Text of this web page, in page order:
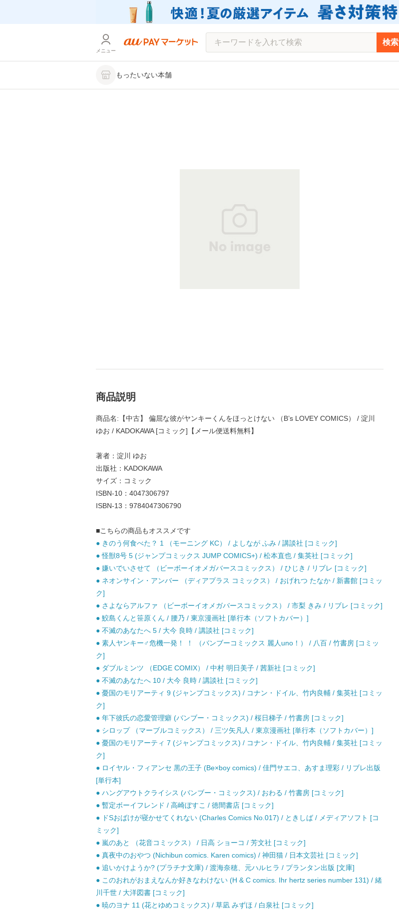
メニュー
検索
もったいない本舗
商品説明
商品名:【中古】 偏屈な彼がヤンキーくんをほっとけない （B’s LOVEY COMICS） / 淀川
ゆお / KADOKAWA [コミック]【メール便送料無料】
著者：淀川 ゆお
出版社：KADOKAWA
サイズ：コミック
ISBN-10：4047306797
ISBN-13：9784047306790
■こちらの商品もオススメです
● きのう何食べた？ 1 （モーニング KC） / よしなが ふみ / 講談社 [コミック]
● 怪獣8号 5 (ジャンプコミックス JUMP COMICS+) / 松本直也 / 集英社 [コミック]
● 嫌いでいさせて （ビーボーイオメガバースコミックス） / ひじき / リブレ [コミック]
● ネオンサイン・アンバー （ディアプラス コミックス） / おげれつ たなか / 新書館 [コミッ
ク]
● さよならアルファ （ビーボーイオメガバースコミックス） / 市梨 きみ / リブレ [コミック]
● 鮫島くんと笹原くん / 腰乃 / 東京漫画社 [単行本（ソフトカバー）]
● 不滅のあなたへ 5 / 大今 良時 / 講談社 [コミック]
● 素人ヤンキー♂危機一発！ ！ （バンブーコミックス 麗人uno！） / 八百 / 竹書房 [コミッ
ク]
● ダブルミンツ （EDGE COMIX） / 中村 明日美子 / 茜新社 [コミック]
● 不滅のあなたへ 10 / 大今 良時 / 講談社 [コミック]
● 憂国のモリアーティ 9 (ジャンプコミックス) / コナン・ドイル、竹内良輔 / 集英社 [コミッ
ク]
● 年下彼氏の恋愛管理癖 (バンブー・コミックス) / 桜日梯子 / 竹書房 [コミック]
● シロップ （マーブルコミックス） / 三ツ矢凡人 / 東京漫画社 [単行本（ソフトカバー）]
● 憂国のモリアーティ 7 (ジャンプコミックス) / コナン・ドイル、竹内良輔 / 集英社 [コミッ
ク]
● ロイヤル・フィアンセ 黒の王子 (Be×boy comics) / 佳門サエコ、あすま理彩 / リブレ出版
[単行本]
● ハングアウトクライシス (バンブー・コミックス) / おわる / 竹書房 [コミック]
● 暫定ボーイフレンド / 高崎ぼすこ / 徳間書店 [コミック]
● ドSおばけが寝かせてくれない (Charles Comics No.017) / ときしば / メディアソフト [コ
ミック]
● 嵐のあと （花音コミックス） / 日高 ショーコ / 芳文社 [コミック]
● 真夜中のおやつ (Nichibun comics. Karen comics) / 神田猫 / 日本文芸社 [コミック]
● 追いかけようか? (プラチナ文庫) / 渡海奈穂、元ハルヒラ / プランタン出版 [文庫]
● このおれがおまえなんか好きなわけない (H & C comics. Ihr hertz series number 131) / 緒
川千世 / 大洋図書 [コミック]
● 暁のヨナ 11 (花とゆめコミックス) / 草凪 みずほ / 白泉社 [コミック]